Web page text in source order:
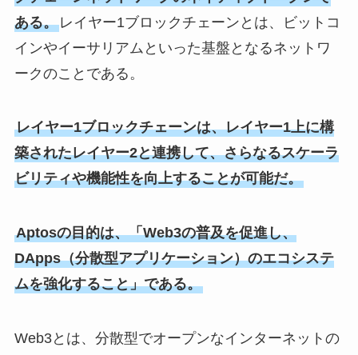
ある。レイヤー1ブロックチェーンとは、ビットコ
インやイーサリアムといった基盤となるネットワ
ークのことである。
レイヤー1ブロックチェーンは、レイヤー1上に構
築されたレイヤー2と連携して、さらなるスケーラ
ビリティや機能性を向上することが可能だ。
Aptosの目的は、「Web3の普及を促進し、
DApps（分散型アプリケーション）のエコシステ
ムを強化すること」である。
Web3とは、分散型でオープンなインターネットの